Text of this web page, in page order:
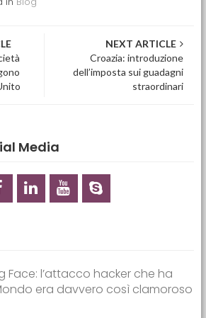
NEXT ARTICLE
Croazia: introduzione
dell’imposta sui guadagni
straordinari
Media
Face: l’attacco hacker che ha
era davvero così clamoroso